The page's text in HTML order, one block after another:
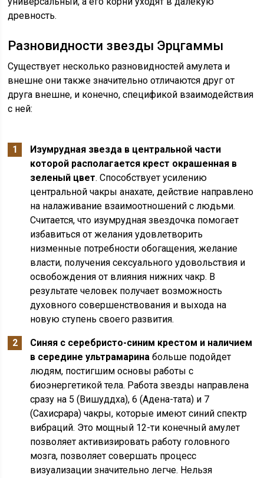
древность.
Разновидности звезды Эрцгаммы
Существует несколько разновидностей амулета и
внешне они также значительно отличаются друг от
друга внешне, и конечно, спецификой взаимодействия
с ней:
Изумрудная звезда в центральной части
которой располагается крест окрашенная в
зеленый цвет. Способствует усилению
центральной чакры анахате, действие направлено
на налаживание взаимоотношений с людьми.
Считается, что изумрудная звездочка помогает
избавиться от желания удовлетворить
низменные потребности обогащения, желание
власти, получения сексуального удовольствия и
освобождения от влияния нижних чакр. В
результате человек получает возможность
духовного совершенствования и выхода на
новую ступень своего развития.
Синяя с серебристо-синим крестом и наличием
в середине ультрамарина больше подойдет
людям, постигшим основы работы с
биоэнергетикой тела. Работа звезды направлена
сразу на 5 (Вишуддха), 6 (Адена-тата) и 7
(Сахисрара) чакры, которые имеют синий спектр
вибраций. Это мощный 12-ти конечный амулет
позволяет активизировать работу головного
мозга, позволяет совершать процесс
визуализации значительно легче. Нельзя